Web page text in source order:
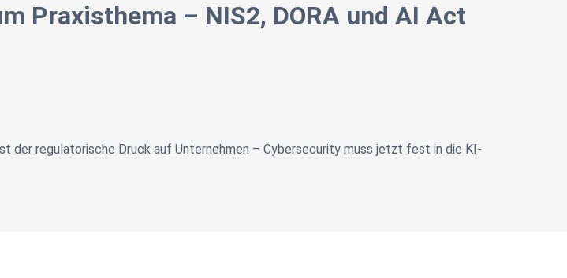
Praxisthema – NIS2, DORA und AI Act
der regulatorische Druck auf Unternehmen – Cybersecurity muss jetzt fest in die KI-